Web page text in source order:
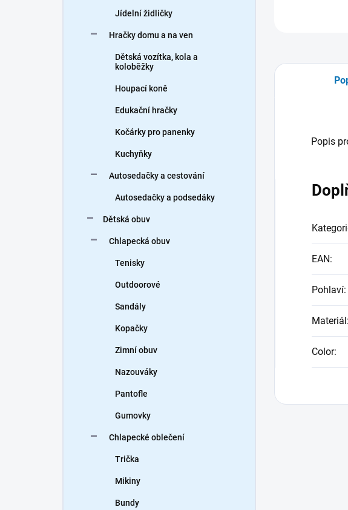
Jídelní židličky
Hračky domu a na ven
Dětská vozítka, kola a
koloběžky
Houpací koně
Edukační hračky
Kočárky pro panenky
Kuchyňky
Autosedačky a cestování
Autosedačky a podsedáky
Dětská obuv
Chlapecká obuv
Tenisky
Outdoorové
Sandály
Kopačky
Zimní obuv
Nazouváky
Pantofle
Gumovky
Chlapecké oblečení
Trička
Mikiny
Bundy
Popis
EAN:
Pohlaví:
Materiál:
Color: